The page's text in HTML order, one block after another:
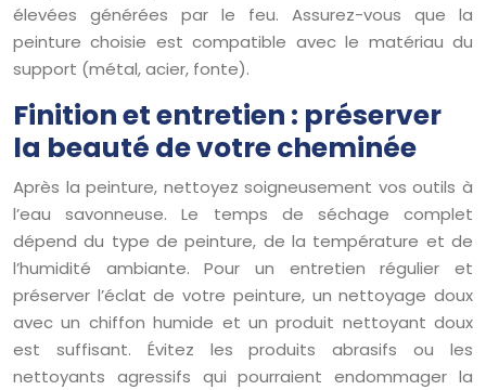
élevées générées par le feu. Assurez-vous que la
peinture choisie est compatible avec le matériau du
support (métal, acier, fonte).
Finition et entretien : préserver
la beauté de votre cheminée
Après la peinture, nettoyez soigneusement vos outils à
l’eau savonneuse. Le temps de séchage complet
dépend du type de peinture, de la température et de
l’humidité ambiante. Pour un entretien régulier et
préserver l’éclat de votre peinture, un nettoyage doux
avec un chiffon humide et un produit nettoyant doux
est suffisant. Évitez les produits abrasifs ou les
nettoyants agressifs qui pourraient endommager la